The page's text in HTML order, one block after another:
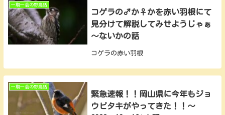
一期一会の野鳥話
コゲラの♂か♀かを赤い羽根にて
見分けて解説してみせようじゃぁ
～ないかの話
コゲラの赤い羽根
一期一会の野鳥話
緊急速報！！岡山県に今年もジョ
ウビタキがやってきた！！～